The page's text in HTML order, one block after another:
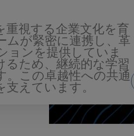
重視する企業文化を育
ムが緊密に連携し、革
ョンを提供していま
るため、継続的な学習
。この卓越性への共通
えています。